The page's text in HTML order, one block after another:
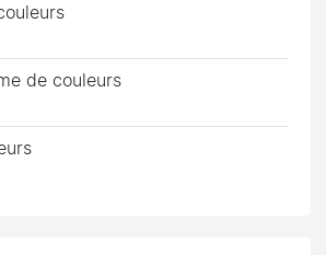
de couleurs